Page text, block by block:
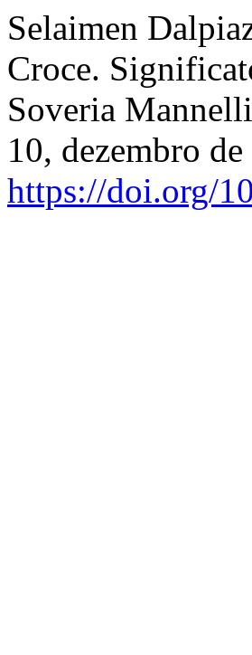
Selaimen
Croce.
Soveria
10, dezembro
https://doi.org/